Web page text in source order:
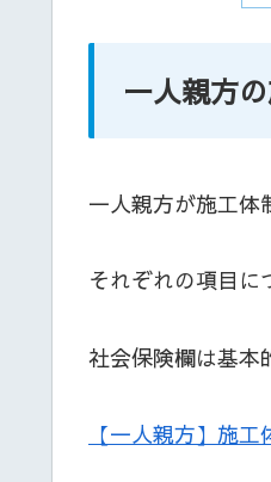
一人親方
一人親方が施工体
それぞれの項目に
社会保険欄は基本
【一人親方】施